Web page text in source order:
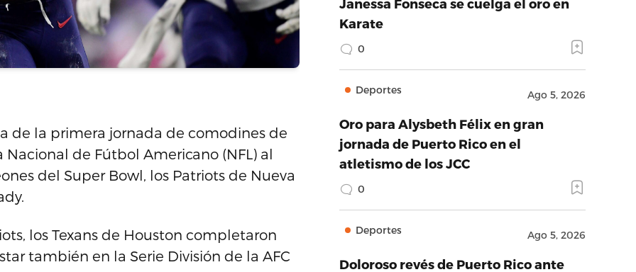
de la primera jornada de comodines de
de Fútbol Americano (NFL) al
del Super Bowl, los Patriots de Nueva
los Texans de Houston completaron
también en la Serie División de la AFC
Janessa Fonseca se cuelga el oro en
Karate
0
Deportes Ago 5, 2026
Oro para Alysbeth Félix en gran
jornada de Puerto Rico en el
atletismo de los JCC
0
Deportes Ago 5, 2026
Doloroso revés de Puerto Rico ante